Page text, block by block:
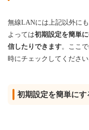
無線LANには上記以外に
よっては初期設定を簡単
信したりできます。ここ
時にチェックしてください
初期設定を簡単にす